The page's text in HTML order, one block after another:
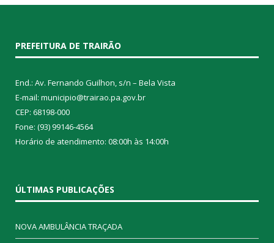
PREFEITURA DE TRAIRÃO
End.: Av. Fernando Guilhon, s/n – Bela Vista
E-mail: municipio@trairao.pa.gov.br
CEP: 68198-000
Fone: (93) 99146-4564
Horário de atendimento: 08:00h às 14:00h
ÚLTIMAS PUBLICAÇÕES
NOVA AMBULÂNCIA TRAÇADA